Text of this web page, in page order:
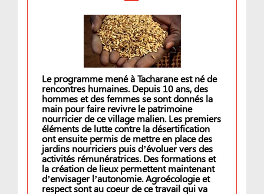
Le programme mené à Tacharane est né de
rencontres humaines. Depuis 10 ans, des
hommes et des femmes se sont donnés la
main pour faire revivre le patrimoine
nourricier de ce village malien. Les premiers
éléments de lutte contre la désertification
ont ensuite permis de mettre en place des
jardins nourriciers puis d’évoluer vers des
activités rémunératrices. Des formations et
la création de lieux permettent maintenant
d’envisager l’autonomie. Agroécologie et
respect sont au coeur de ce travail qui va